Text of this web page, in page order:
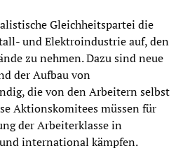
Gleichheitspartei die
und Elektroindustrie auf, den
zu nehmen. Dazu sind neue
der Aufbau von
die von den Arbeitern selbst
Aktionskomitees müssen für
der Arbeiterklasse in
international kämpfen.